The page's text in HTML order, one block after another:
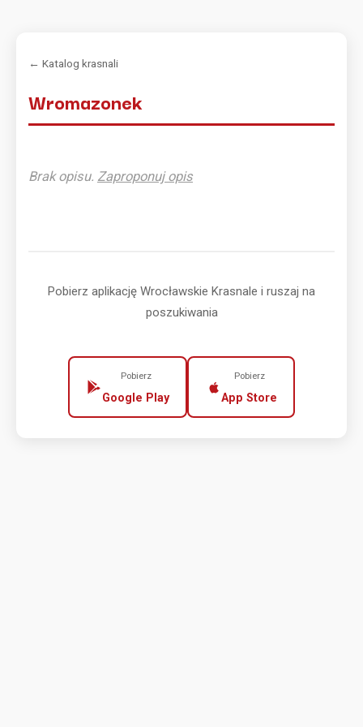
← Katalog krasnali
Wromazonek
Brak opisu. Zaproponuj opis
Pobierz aplikację Wrocławskie Krasnale i ruszaj na
poszukiwania
Pobierz
Google Play
Pobierz
App Store